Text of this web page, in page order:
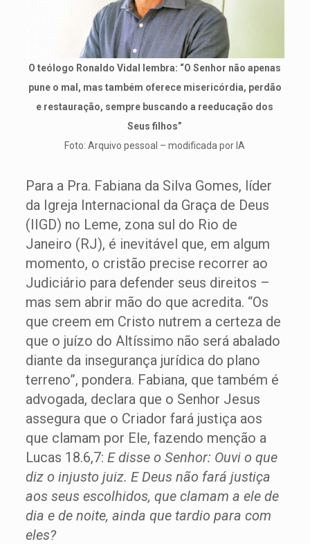
O teólogo Ronaldo Vidal lembra: “O Senhor não apenas
pune o mal, mas também oferece misericórdia, perdão
e restauração, sempre buscando a reeducação dos
Seus filhos”
Foto: Arquivo pessoal – modificada por IA
Para a Pra. Fabiana da Silva Gomes, líder
da Igreja Internacional da Graça de Deus
(IIGD) no Leme, zona sul do Rio de
Janeiro (RJ), é inevitável que, em algum
momento, o cristão precise recorrer ao
Judiciário para defender seus direitos –
mas sem abrir mão do que acredita. “Os
que creem em Cristo nutrem a certeza de
que o juízo do Altíssimo não será abalado
diante da insegurança jurídica do plano
terreno”, pondera. Fabiana, que também é
advogada, declara que o Senhor Jesus
assegura que o Criador fará justiça aos
que clamam por Ele, fazendo menção a
Lucas 18.6,7: E disse o Senhor: Ouvi o que
diz o injusto juiz. E Deus não fará justiça
aos seus escolhidos, que clamam a ele de
dia e de noite, ainda que tardio para com
eles?